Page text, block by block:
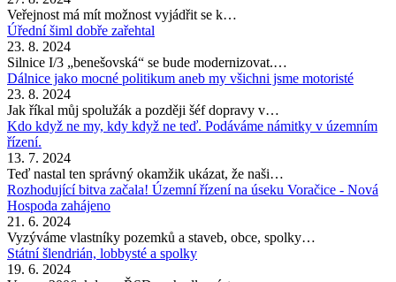
Veřejnost má mít možnost vyjádřit se k…
Úřední šiml dobře zařehtal
23. 8. 2024
Silnice I/3 „benešovská“ se bude modernizovat.…
Dálnice jako mocné politikum aneb my všichni jsme motoristé
23. 8. 2024
Jak říkal můj spolužák a později šéf dopravy v…
Kdo když ne my, kdy když ne teď. Podáváme námitky v územním
řízení.
13. 7. 2024
Teď nastal ten správný okamžik ukázat, že naši…
Rozhodující bitva začala! Územní řízení na úseku Voračice - Nová
Hospoda zahájeno
21. 6. 2024
Vyzýváme vlastníky pozemků a staveb, obce, spolky…
Státní šlendrián, lobbysté a spolky
19. 6. 2024